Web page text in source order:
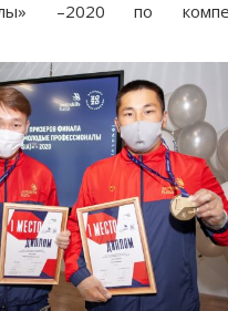
–2020 по